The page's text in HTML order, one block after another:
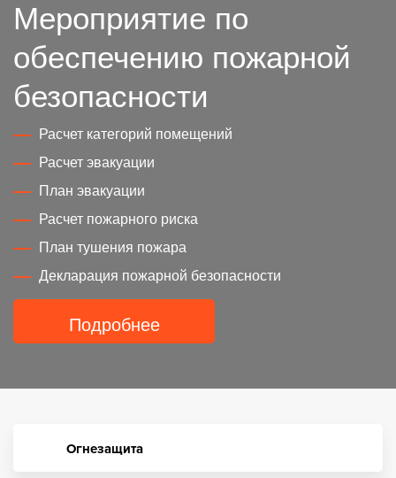
Мероприятие по
обеспечению пожарной
безопасности
Расчет категорий помещений
Расчет эвакуации
План эвакуации
Расчет пожарного риска
План тушения пожара
Декларация пожарной безопасности
Подробнее
Огнезащита